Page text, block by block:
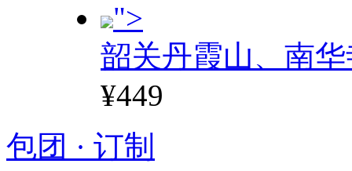
">
韶关丹霞山、南
¥449
包团 · 订制